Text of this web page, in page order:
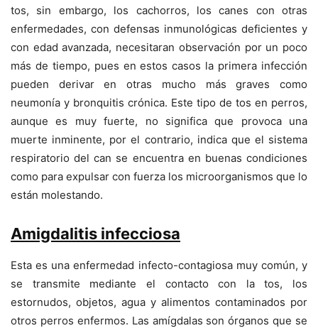
tos, sin embargo, los cachorros, los canes con otras
enfermedades, con defensas inmunológicas deficientes y
con edad avanzada, necesitaran observación por un poco
más de tiempo, pues en estos casos la primera infección
pueden derivar en otras mucho más graves como
neumonía y bronquitis crónica. Este tipo de tos en perros,
aunque es muy fuerte, no significa que provoca una
muerte inminente, por el contrario, indica que el sistema
respiratorio del can se encuentra en buenas condiciones
como para expulsar con fuerza los microorganismos que lo
están molestando.
Amigdalitis infecciosa
Esta es una enfermedad infecto-contagiosa muy común, y
se transmite mediante el contacto con la tos, los
estornudos, objetos, agua y alimentos contaminados por
otros perros enfermos. Las amígdalas son órganos que se